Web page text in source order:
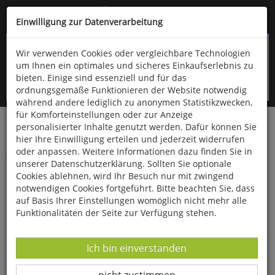
Kompletten Head der Seite überspringen
oder (06766) 9323-960
Startseite Bücher Downloads
Zeitschriften
Der Falke
Das Hochland Costa Ricas
Einwilligung zur Datenverarbeitung
Wir verwenden Cookies oder vergleichbare Technologien
um Ihnen ein optimales und sicheres Einkaufserlebnis zu
bieten. Einige sind essenziell und für das
ordnungsgemäße Funktionieren der Website notwendig
während andere lediglich zu anonymen Statistikzwecken,
für Komforteinstellungen oder zur Anzeige
personalisierter Inhalte genutzt werden. Dafür können Sie
hier Ihre Einwilligung erteilen und jederzeit widerrufen
oder anpassen. Weitere Informationen dazu finden Sie in
unserer Datenschutzerklärung. Sollten Sie optionale
Cookies ablehnen, wird Ihr Besuch nur mit zwingend
notwendigen Cookies fortgeführt. Bitte beachten Sie, dass
auf Basis Ihrer Einstellungen womöglich nicht mehr alle
Funktionalitäten der Seite zur Verfügung stehen.
Datenverarbeitung -
Ich bin einverstanden